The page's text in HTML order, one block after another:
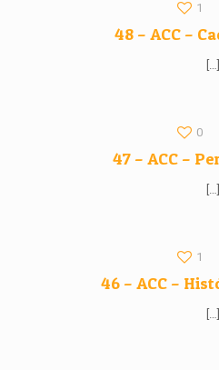
1
48 – ACC –
[…]
0
47 – ACC –
[…]
1
46 – ACC –
[…]